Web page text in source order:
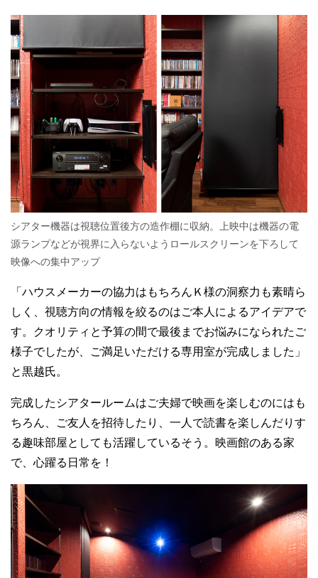
シアター機器は視聴位置後方の造作棚に収納。上映中は機器の電
源ランプなどが視界に入らないようロールスクリーンを下ろして
映像への集中アップ
「ハウスメーカーの協力はもちろんＫ様の洞察力も素晴ら
しく、視聴方向の情報を絞るのはご本人によるアイデアで
す。クオリティと予算の間で最後までお悩みになられたご
様子でしたが、ご満足いただける専用室が完成しました」
と黒越氏。
完成したシアタールームはご夫婦で映画を楽しむのにはも
ちろん、ご友人を招待したり、一人で読書を楽しんだりす
る趣味部屋としても活躍しているそう。映画館のある家
で、心躍る日常を！